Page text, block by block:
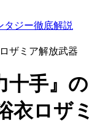
タジー徹底解説
ザミア解放武器
十手』の
衣ロザミ